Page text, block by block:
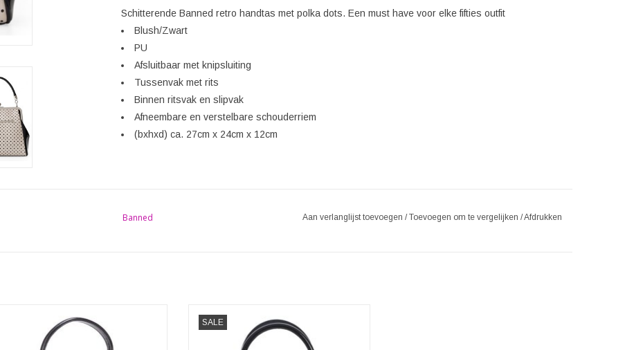
Schitterende Banned retro handtas met polka dots. Een must have voor elke fifties outfit
Blush/Zwart
PU
Afsluitbaar met knipsluiting
Tussenvak met rits
Binnen ritsvak en slipvak
Afneembare en verstelbare schouderriem
(bxhxd) ca. 27cm x 24cm x 12cm
Banned Aan verlanglijst toevoegen /Toevoegen om te vergelijken /Afdrukken
Banned Retro handtas DEIDRA rood/zwart
(bxhxd) ca. 27cm x 17cm x 9cm
SALEBack to Business Retro handtas
Kleur: beige-zwart